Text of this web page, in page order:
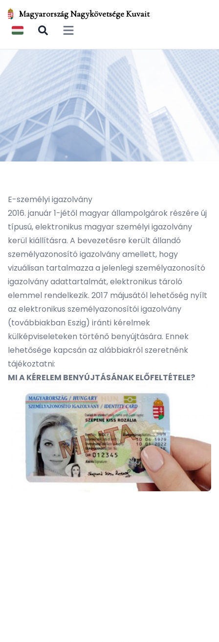
Magyarország Nagykövetsége Kuvait
Open main menu
E-személyi igazolvány
2016. január 1-jétől magyar állampolgárok részére új
típusú, elektronikus magyar személyi igazolvány
kerül kiállításra. A bevezetésre került állandó
személyazonosító igazolvány amellett, hogy
vizuálisan tartalmazza a jelenlegi személyazonosító
igazolvány adattartalmát, elektronikus tároló
elemmel rendelkezik. 2017 májusától lehetőség nyílt
az elektronikus személyazonosítói igazolvány
(továbbiakban Eszig) iránti kérelmek
külképviseleteken történő benyújtására. Ennek
lehetősége kapcsán az alábbiakról szeretnénk
tájékoztatni:
MI A KÉRELEM BENYÚJTÁSÁNAK ELŐFELTÉTELE?